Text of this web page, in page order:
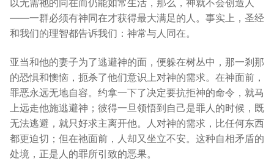
——一群必须有神同在才获得最大满足的人。事实上，圣经
和我们的理智都告诉我们：神常与人同在。
亚当和他的妻子为了逃避神的面，便躲在树丛中，那一剎那
的恐惧和懊恼，扼杀了他们意识上对神的需求。在神面前，
罪恶永远无地自容。约拿一下了决定要抗拒神的命令，就马
上远走他施逃避神；彼得一旦领悟到自己是罪人的时候，既
无法逃避，就只好求主离开他。人对神的需求，比任何东西
都更迫切；但在祂面前，人却又坐立不安。这种自相矛盾的
处境，正是人的罪所引致的恶果。